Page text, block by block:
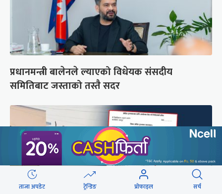
प्रधानमन्त्री बालेनले ल्याएको विधेयक संसदीय
समितिबाट जस्ताको तस्तै सदर
ताजा अपडेट ट्रेन्डिङ प्रोफाइल सर्च